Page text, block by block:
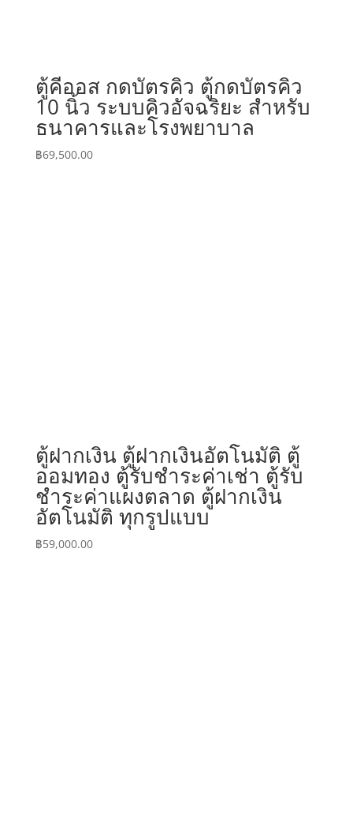
ตู้คีออส กดบัตรคิว ตู้กดบัตรคิว
10 นิ้ว ระบบคิวอัจฉริยะ สำหรับ
ธนาคารและโรงพยาบาล
฿69,500.00
ตู้ฝากเงิน ตู้ฝากเงินอัตโนมัติ ตู้
ออมทอง ตู้รับชำระค่าเช่า ตู้รับ
ชำระค่าแผงตลาด ตู้ฝากเงิน
อัตโนมัติ ทุกรูปแบบ
฿59,000.00